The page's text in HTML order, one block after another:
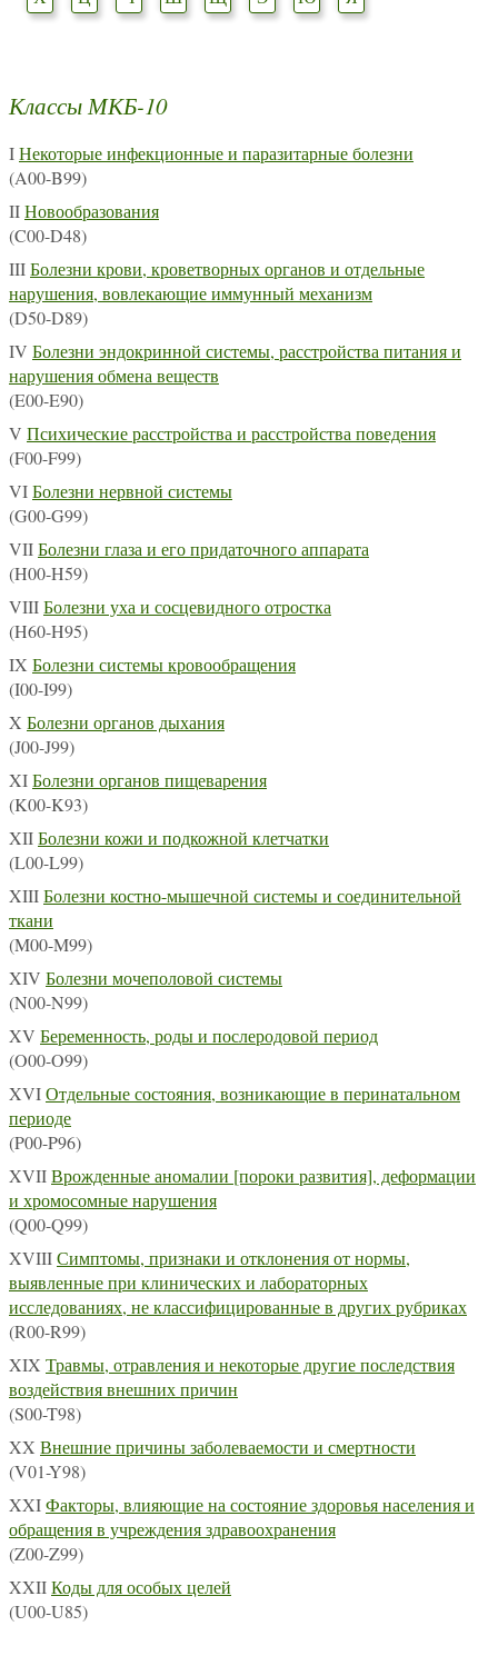
Классы МКБ-10
IНекоторые инфекционные и паразитарные болезни
(A00-B99)
IIНовообразования
(C00-D48)
IIIБолезни крови, кроветворных органов и отдельные
нарушения, вовлекающие иммунный механизм
(D50-D89)
IV Болезни эндокринной системы, расстройства питания и
нарушения обмена веществ
(E00-E90)
V Психические расстройства и расстройства поведения
(F00-F99)
VIБолезни нервной системы
(G00-G99)
VIIБолезни глаза и его придаточного аппарата
(H00-H59)
VIIIБолезни уха и сосцевидного отростка
(H60-H95)
IX Болезни системы кровообращения
(I00-I99)
X Болезни органов дыхания
(J00-J99)
XIБолезни органов пищеварения
(K00-K93)
XIIБолезни кожи и подкожной клетчатки
(L00-L99)
XIIIБолезни костно-мышечной системы и соединительной
ткани
(M00-M99)
XIV Болезни мочеполовой системы
(N00-N99)
XV Беременность, роды и послеродовой период
(O00-O99)
XVIОтдельные состояния, возникающие в перинатальном
периоде
(P00-P96)
XVIIВрожденные аномалии [пороки развития], деформации
и хромосомные нарушения
(Q00-Q99)
XVIIIСимптомы, признаки и отклонения от нормы,
выявленные при клинических и лабораторных
исследованиях, не классифицированные в других рубриках
(R00-R99)
XIX Травмы, отравления и некоторые другие последствия
воздействия внешних причин
(S00-T98)
XX Внешние причины заболеваемости и смертности
(V01-Y98)
XXIФакторы, влияющие на состояние здоровья населения и
обращения в учреждения здравоохранения
(Z00-Z99)
XXIIКоды для особых целей
(U00-U85)